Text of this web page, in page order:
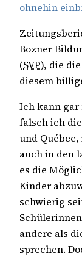
ohnehin
Bozner
(SVP), die
diesem
Ich kann
falsch ich
und
auch in den
es die
Kinder
schwierig
andere als
sprechen.